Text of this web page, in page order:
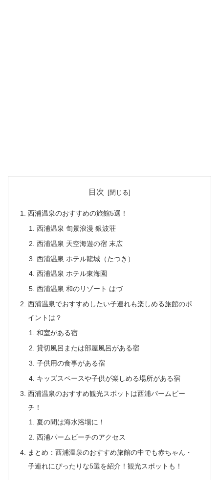
目次
西浦温泉のおすすめの旅館5選！
西浦温泉 旬景浪漫 銀波荘
西浦温泉 天空海遊の宿 末広
西浦温泉 ホテル龍城（たつき）
西浦温泉 ホテル東海園
西浦温泉 和のリゾート はづ
西浦温泉でおすすめしたい子連れも楽しめる旅館のポ
イントは？
和室がある宿
貸切風呂または部屋風呂がある宿
子供用の食事がある宿
キッズスペースや子供が楽しめる場所がある宿
西浦温泉のおすすめ観光スポットは西浦パームビー
チ！
夏の間は海水浴場に！
西浦パームビーチのアクセス
まとめ：西浦温泉のおすすめ旅館の中でも赤ちゃん・
子連れにぴったりな5選を紹介！観光スポットも！